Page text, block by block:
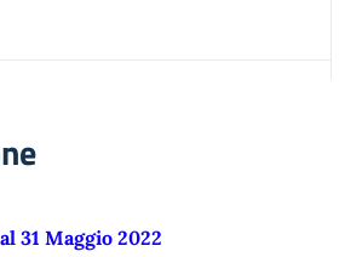
31 Maggio 2022